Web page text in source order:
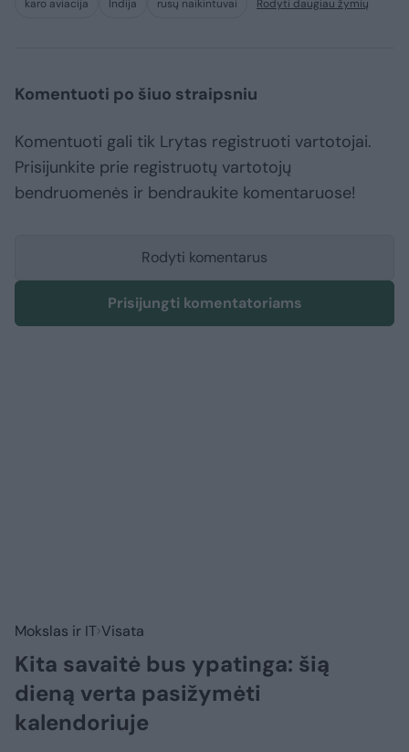
karo aviacija Indija rusų naikintuvai Rodyti daugiau žymių
Komentuoti po šiuo straipsniu
Komentuoti gali tik Lrytas registruoti vartotojai.
Prisijunkite prie registruotų vartotojų
bendruomenės ir bendraukite komentaruose!
Rodyti komentarus
Prisijungti komentatoriams
Mokslas ir IT Visata
Kita savaitė bus ypatinga: šią
dieną verta pasižymėti
kalendoriuje